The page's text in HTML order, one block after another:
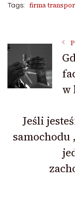
Tags: firma
Post
w
Jeśli